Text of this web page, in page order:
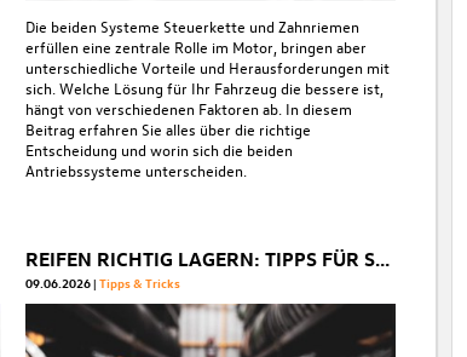
Die beiden Systeme Steuerkette und Zahnriemen
erfüllen eine zentrale Rolle im Motor, bringen aber
unterschiedliche Vorteile und Herausforderungen mit
sich. Welche Lösung für Ihr Fahrzeug die bessere ist,
hängt von verschiedenen Faktoren ab. In diesem
Beitrag erfahren Sie alles über die richtige
Entscheidung und worin sich die beiden
Antriebssysteme unterscheiden.
REIFEN RICHTIG LAGERN: TIPPS FÜR SOMMER- UND WINTERREIFEN
09.06.2026 Tipps & Tricks